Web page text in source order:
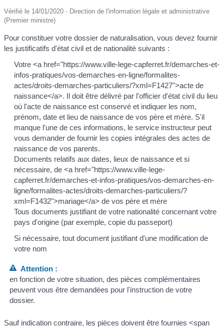
Vérifié le 14/01/2020 - Direction de l'information légale et administrative
(Premier ministre)
Pour constituer votre dossier de naturalisation, vous devez fournir
les justificatifs d'état civil et de nationalité suivants :
Votre <a href="https://www.ville-lege-capferret.fr/demarches-et-
infos-pratiques/vos-demarches-en-ligne/formalites-
actes/droits-demarches-particuliers/?xml=F1427">acte de
naissance</a>. Il doit être délivré par l'officier d'état civil du lieu
où l'acte de naissance est conservé et indiquer les nom,
prénom, date et lieu de naissance de vos père et mère. S'il
manque l'une de ces informations, le service instructeur peut
vous demander de fournir les copies intégrales des actes de
naissance de vos parents.
Documents relatifs aux dates, lieux de naissance et si
nécessaire, de <a href="https://www.ville-lege-
capferret.fr/demarches-et-infos-pratiques/vos-demarches-en-
ligne/formalites-actes/droits-demarches-particuliers/?
xml=F1432">mariage</a> de vos père et mère
Tous documents justifiant de votre nationalité concernant votre
pays d'origine (par exemple, copie du passeport)
Si nécessaire, tout document justifiant d'une modification de
votre nom
Attention :
en fonction de votre situation, des pièces complémentaires
peuvent vous être demandées pour l'instruction de votre
dossier.
Sauf indication contraire, les pièces doivent être fournies <span